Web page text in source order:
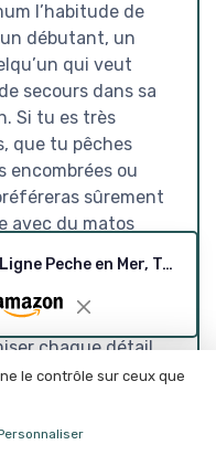
l’habitude de
débutant, un
qui veut
secours dans sa
Si tu es très
que tu pêches
encombrées ou
sûrement
avec du matos
qui cherchent
et pas prise de
chaque détail
pour monter
produit de
équipement.
loisirs qui
Lot de 5 Pré-noué Bas de Ligne Peche en Mer, Tailles 1, 2/0 Bas de Peche Mer pour Pêche à la Plages, Pêche Côtière, Pêche Le Bar, la Plaice, la Truite, la Dorade 1 crochet - taille 2/0 - sans écart
le contrôle sur ceux que